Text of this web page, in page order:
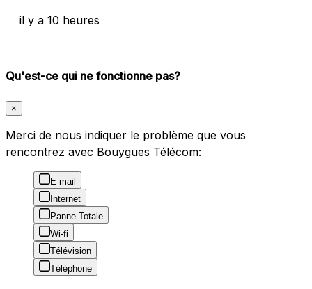
il y a 10 heures
Qu'est-ce qui ne fonctionne pas?
×
Merci de nous indiquer le problème que vous
rencontrez avec Bouygues Télécom:
E-mail
Internet
Panne Totale
Wi-fi
Télévision
Téléphone